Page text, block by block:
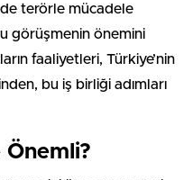
terörle mücadele
görüşmenin önemini
faaliyetleri, Türkiye’nin
bu iş birliği adımları
Önemli?